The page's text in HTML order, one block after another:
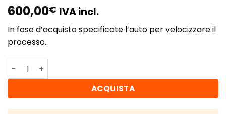
600,00€ IVA incl.
In fase d’acquisto specificate l’auto per velocizzare il
processo.
Concaver CVR7 20x9,5 ET22-40 BLANK Platinum Black
ACQUISTA